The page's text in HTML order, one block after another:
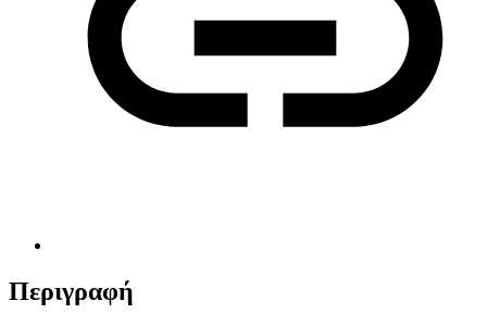
Περιγραφή